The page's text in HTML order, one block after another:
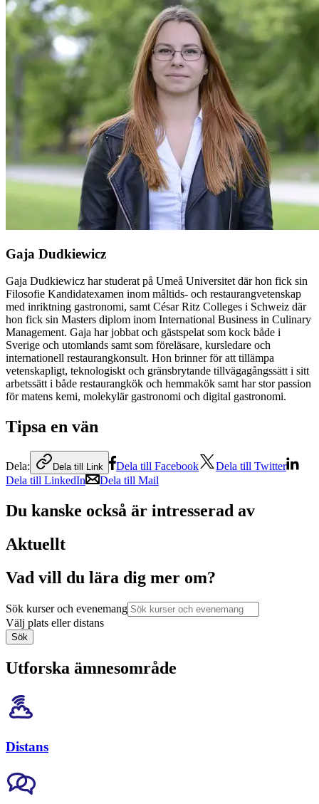
Gaja Dudkiewicz
Gaja Dudkiewicz har studerat på Umeå Universitet där hon fick sin
Filosofie Kandidatexamen inom måltids- och restaurangvetenskap
med inriktning gastronomi, samt César Ritz Colleges i Schweiz där
hon fick sin Masters diplom inom International Business in Culinary
Management. Gaja har jobbat och gästspelat som kock både i
Sverige och utomlands samt som föreläsare, kursledare och
internationell restaurangkonsult. Hon brinner för att tillämpa
vetenskapligt, teknologiskt och gränsbrytande tillvägagångssätt i sitt
arbetssätt i både restaurangkök och hemmakök samt har stor passion
för matens kemi, molekylär gastronomi och digital gastronomi.
Tipsa en vän
Dela: Dela till Link Dela till Facebook
Dela till Twitter
Dela till LinkedIn
Dela till Mail
Du kanske också är intresserad av
Aktuellt
Vad vill du lära dig mer om?
Sök kurser och evenemang
Välj plats eller distans
Sök
Utforska ämnesområde
Distans